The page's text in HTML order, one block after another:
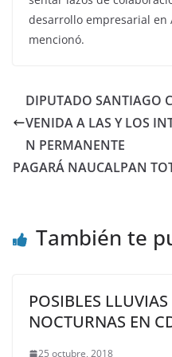
desarrollo empresarial en
mencionó.
DIPUTADO SANTIAGO
VENIDA A LAS Y LOS
N PERMANENTE
PAGARÁ NAUCALPAN
También te
POSIBLES
NOCTURNAS EN
25 octubre, 2018